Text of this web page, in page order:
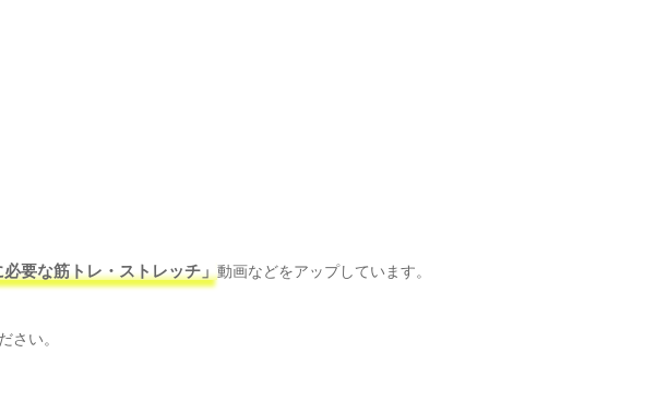
要な筋トレ・ストレッチ」動画などをアップしています。
さい。